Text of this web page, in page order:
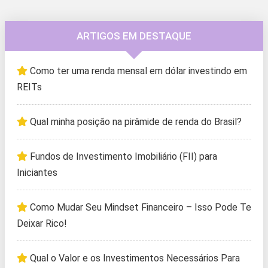
ARTIGOS EM DESTAQUE
Como ter uma renda mensal em dólar investindo em
REITs
Qual minha posição na pirâmide de renda do Brasil?
Fundos de Investimento Imobiliário (FII) para
Iniciantes
Como Mudar Seu Mindset Financeiro – Isso Pode Te
Deixar Rico!
Qual o Valor e os Investimentos Necessários Para